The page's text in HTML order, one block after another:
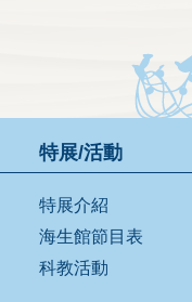
特展/活動
特展介紹
海生館節目表